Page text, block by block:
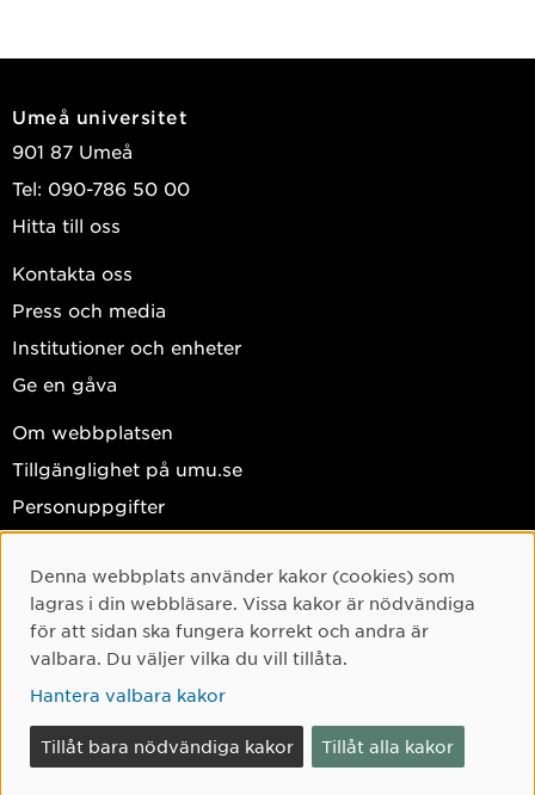
Umeå universitet
901 87 Umeå
Tel: 090-786 50 00
Hitta till oss
Kontakta oss
Press och media
Institutioner och enheter
Ge en gåva
Om webbplatsen
Tillgänglighet på umu.se
Personuppgifter
Facebook
Instagram
TikTok
Youtube
LinkedIn
Cookie-samtycke
Denna webbplats använder kakor (cookies) som
lagras i din webbläsare. Vissa kakor är nödvändiga
för att sidan ska fungera korrekt och andra är
valbara. Du väljer vilka du vill tillåta.
Hantera valbara kakor
Tillåt bara nödvändiga kakor Tillåt alla kakor